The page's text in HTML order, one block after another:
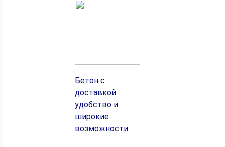
Бетон с
доставкой:
удобство и
широкие
возможности